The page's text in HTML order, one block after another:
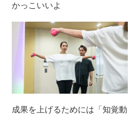
かっこいいよ
成果を上げるためには「知覚動